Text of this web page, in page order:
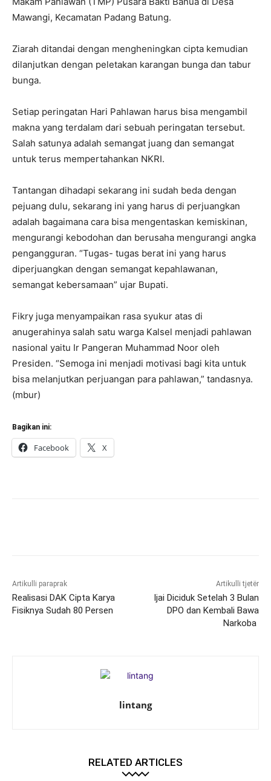
Mawangi, Kecamatan Padang Batung.
Ziarah ditandai dengan mengheningkan cipta kemudian
dilanjutkan dengan peletakan karangan bunga dan tabur
bunga.
Setiap peringatan Hari Pahlawan harus bisa mengambil
makna yang terdalam dari sebuah peringatan tersebut.
Salah satunya adalah semangat juang dan semangat
untuk terus mempertahankan NKRI.
Tantangan dihadapi sekarang ini sudah beda dengan
pejuang dulu, sekarang ini yang harus di perjuangkan
adalah bagaimana cara bisa mengentaskan kemiskinan,
mengurangi kebodohan dan berusaha mengurangi angka
pengangguran. “Tugas- tugas berat ini yang harus
diperjuangkan dengan semangat kepahlawanan,
semangat kebersamaan” ujar Bupati.
Fikry juga menyampaikan rasa syukur atas di
anugerahinya salah satu warga Kalsel menjadi pahlawan
nasional yaitu Ir Pangeran Muhammad Noor oleh
Presiden. “Semoga ini menjadi motivasi bagi kita untuk
bisa melanjutkan perjuangan para pahlawan,” tandasnya.
(mbur)
Bagikan ini:
Facebook X
Artikulli paraprak
Realisasi DAK Cipta Karya
Fisiknya Sudah 80 Persen
Artikulli tjetër
Ijai Diciduk Setelah 3 Bulan
DPO dan Kembali Bawa
Narkoba
lintang
RELATED ARTICLES